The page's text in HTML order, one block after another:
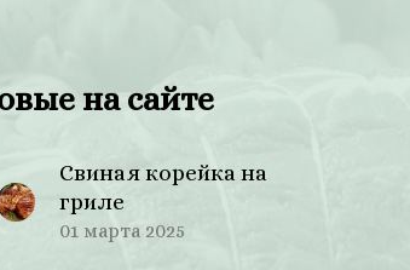
на сайте
Свиная корейка на
гриле
01 марта 2025